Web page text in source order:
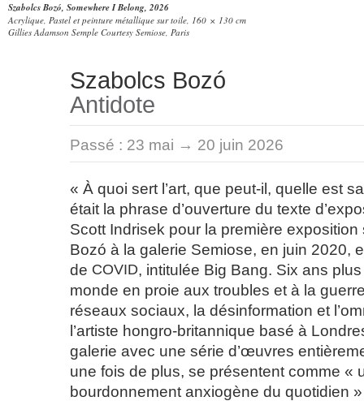
Szabolcs Bozó, Somewhere I Belong, 2026
Acrylique, Pastel et peinture métallique sur toile, 160 × 130 cm
Gillies Adamson Semple Courtesy Semiose, Paris
Szabolcs Bozó
Antidote
Passé : 23 mai → 20 juin 2026
« À quoi sert l’art, que peut-il, quelle est
était la phrase d’ouverture du texte
Scott Indrisek pour la première
Bozó à la galerie Semiose, en juin 2020,
de COVID, intitulée Big Bang. Six ans
monde en proie aux troubles et à la
réseaux sociaux, la désinformation et
l’artiste hongro-britannique basé à
galerie avec une série d’œuvres
une fois de plus, se présentent comme «
bourdonnement anxiogène du quotidien